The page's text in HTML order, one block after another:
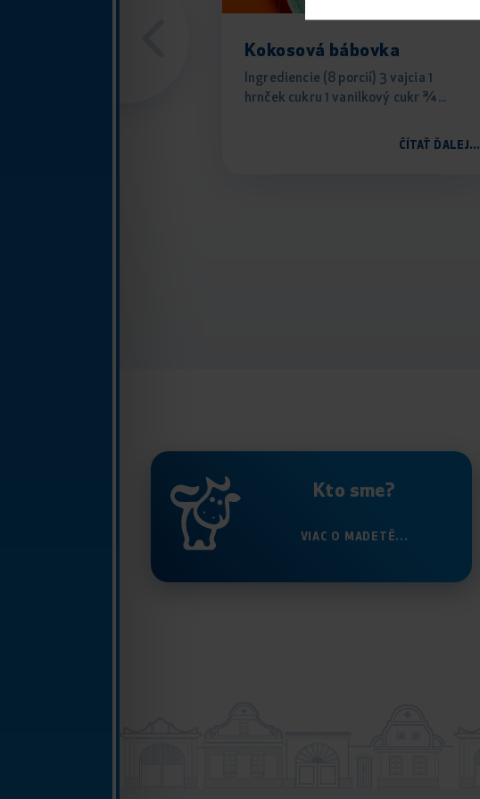
Kokosová bábovka
Ingrediencie (8 porcií) 3 vajcia 1
hrnček cukru 1 vanilkový cukr ¾...
ČÍTAŤ ĎALEJ...
Kto sme?
VIAC O MADETĚ...